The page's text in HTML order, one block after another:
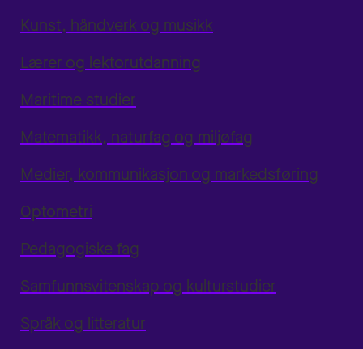
Kunst, håndverk og musikk
Lærer og lektorutdanning
Maritime studier
Matematikk, naturfag og miljøfag
Medier, kommunikasjon og markedsføring
Optometri
Pedagogiske fag
Samfunnsvitenskap og kulturstudier
Språk og litteratur